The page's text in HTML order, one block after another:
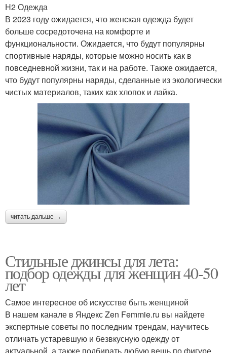
H2 Одежда
В 2023 году ожидается, что женская одежда будет
больше сосредоточена на комфорте и
функциональности. Ожидается, что будут популярны
спортивные наряды, которые можно носить как в
повседневной жизни, так и на работе. Также ожидается,
что будут популярны наряды, сделанные из экологически
чистых материалов, таких как хлопок и лайка.
читать дальше →
Стильные джинсы для лета:
подбор одежды для женщин 40-50
лет
Самое интересное об искусстве быть женщиной
В нашем канале в Яндекс Zen Femmie.ru вы найдете
экспертные советы по последним трендам, научитесь
отличать устаревшую и безвкусную одежду от
актуальной, а также подбирать любую вещь по фигуре.